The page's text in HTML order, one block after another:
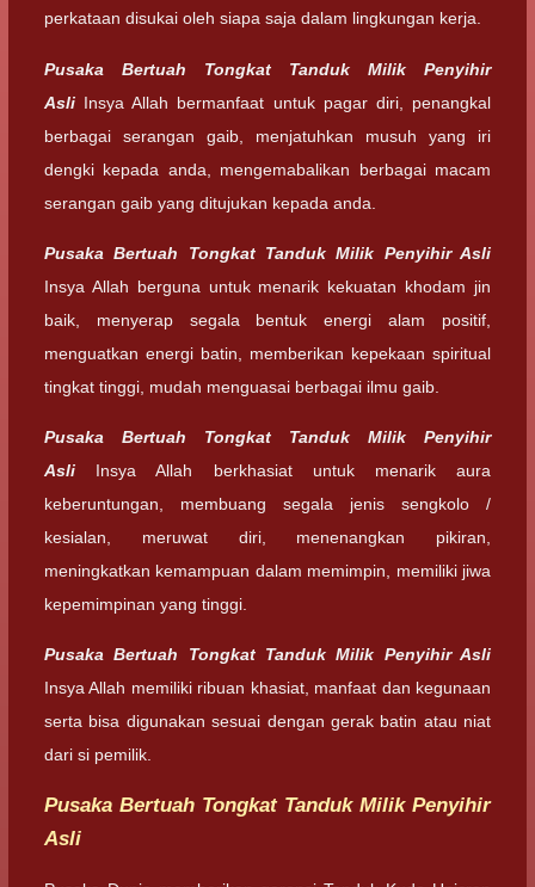
perkataan disukai oleh siapa saja dalam lingkungan kerja.
Pusaka Bertuah Tongkat Tanduk Milik Penyihir
Asli Insya Allah bermanfaat untuk pagar diri, penangkal
berbagai serangan gaib, menjatuhkan musuh yang iri
dengki kepada anda, mengemabalikan berbagai macam
serangan gaib yang ditujukan kepada anda.
Pusaka Bertuah Tongkat Tanduk Milik Penyihir Asli
Insya Allah berguna untuk menarik kekuatan khodam jin
baik, menyerap segala bentuk energi alam positif,
menguatkan energi batin, memberikan kepekaan spiritual
tingkat tinggi, mudah menguasai berbagai ilmu gaib.
Pusaka Bertuah Tongkat Tanduk Milik Penyihir
Asli Insya Allah berkhasiat untuk menarik aura
keberuntungan, membuang segala jenis sengkolo /
kesialan, meruwat diri, menenangkan pikiran,
meningkatkan kemampuan dalam memimpin, memiliki jiwa
kepemimpinan yang tinggi.
Pusaka Bertuah Tongkat Tanduk Milik Penyihir Asli
Insya Allah memiliki ribuan khasiat, manfaat dan kegunaan
serta bisa digunakan sesuai dengan gerak batin atau niat
dari si pemilik.
Pusaka Bertuah Tongkat Tanduk Milik Penyihir
Asli